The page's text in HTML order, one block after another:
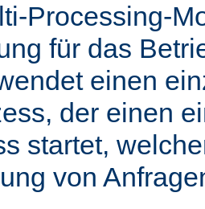
Processing-
für das
einen
der einen
startet,
von